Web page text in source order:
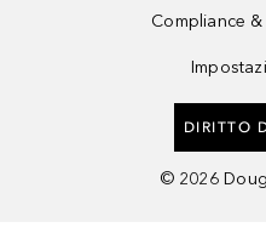
Compliance
DIRITTO
© 2026